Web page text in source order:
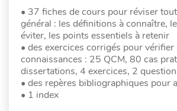
• 37 fiches de cours pour réviser
général : les définitions à connaître,
éviter, les points essentiels à retenir
• des exercices corrigés pour vérifier
connaissances : 25 QCM, 80 cas
dissertations, 4 exercices, 2
• des repères bibliographiques pour
• 1 index